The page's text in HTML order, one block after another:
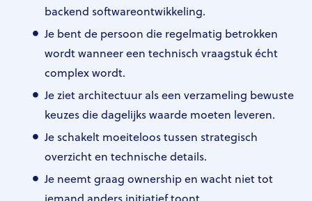
backend softwareontwikkeling.
Je bent de persoon die regelmatig betrokken
wordt wanneer een technisch vraagstuk écht
complex wordt.
Je ziet architectuur als een verzameling bewuste
keuzes die dagelijks waarde moeten leveren.
Je schakelt moeiteloos tussen strategisch
overzicht en technische details.
Je neemt graag ownership en wacht niet tot